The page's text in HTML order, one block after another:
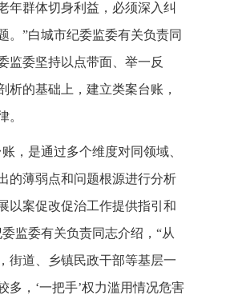
年群体切身利益，必须深入纠
。”白城市纪委监委有关负责同
监委坚持以点带面、举一反
析的基础上，建立类案台账，
。
，是通过多个维度对同领域、
的薄弱点和问题根源进行分析
以案促改促治工作提供指引和
监委有关负责同志介绍，“从
街道、乡镇民政干部等基层一
多，‘一把手’权力滥用情况危害